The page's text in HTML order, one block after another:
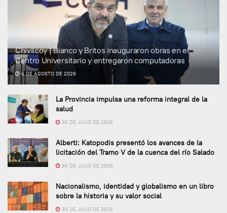
Chivilcoy | Bianco y Britos inauguraron obras en el
Centro Universitario y entregaron computadoras
6 DE AGOSTO DE 2026
La Provincia impulsa una reforma integral de la
salud
30 DE JULIO DE 2026
Alberti: Katopodis presentó los avances de la
licitación del Tramo V de la cuenca del río Salado
30 DE JULIO DE 2026
Nacionalismo, identidad y globalismo en un libro
sobre la historia y su valor social
30 DE JULIO DE 2026